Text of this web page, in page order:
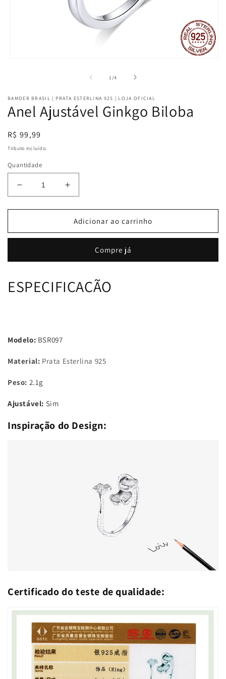
modal
1 /de
4
BAMOER BRASIL | PRATA ESTERLINA 925 | LOJA OFICIAL
Anel Ajustável Ginkgo Biloba
Preço
normal
R$ 99,99
Tributo incluído.
Quantidade
Diminuir
a
quantidade
Anel
Biloba
Aumentar
a
quantidade
de
Anel
Ginkgo
Biloba
Adicionar ao carrinho
Compre já
ESPECIFICAÇÃO
Modelo: BSR097
Material: Prata Esterlina 925
Peso: 2.1g
Ajustável: Sim
Inspiração do Design:
Certificado do teste de qualidade: